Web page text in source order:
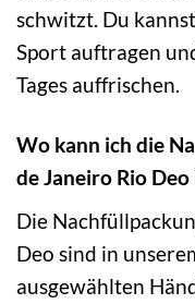
schwitzt. Du
Sport auftragen
Tages auffrischen.
Wo kann ich die
de Janeiro Rio
Die
Deo sind in
ausgewählten